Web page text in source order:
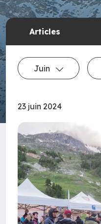
Articles
Juin
23 juin 2024